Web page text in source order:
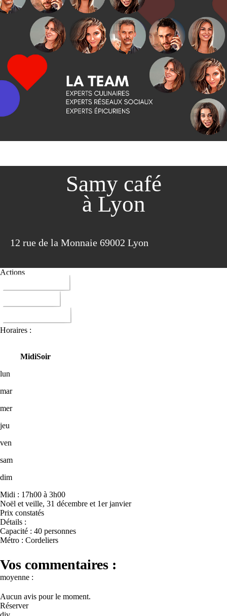
Samy café
à Lyon
12 rue de la Monnaie 69002 Lyon
Actions
Horaires :
MidiSoir
lun
mar
mer
jeu
ven
sam
dim
Midi : 17h00 à 3h00
Noël et veille, 31 décembre et 1er janvier
Prix constatés
Détails :
Capacité : 40 personnes
Métro : Cordeliers
Vos commentaires :
moyenne :
Aucun avis pour le moment.
Réserver